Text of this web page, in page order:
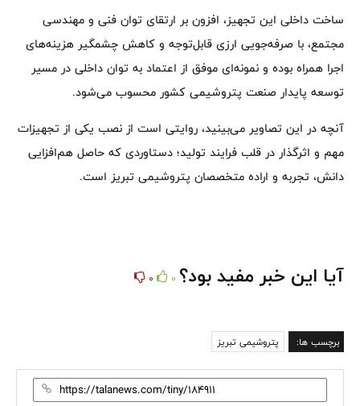
ساخت داخلی این تجهیز، افزون بر ارتقای توان فنی و مهندسی
مجتمع، با صرفه‌جویی ارزی قابل‌توجه و کاهش چشمگیر هزینه‌های
اجرا همراه بوده و نمونه‌ای موفق از اعتماد به توان داخلی در مسیر
توسعه پایدار صنعت پتروشیمی کشور محسوب می‌شود.
آنچه در این تصاویر می‌بینید، روایتی است از نصب یکی از تجهیزات
مهم و اثرگذار در قلب فرایند تولید؛ دستاوردی که حاصل هم‌افزایی
دانش، تجربه و اراده متخصصان پتروشیمی تبریز است.
آیا این خبر مفید بود؟ 0
0
برچسب ها: پتروشیمی تبریز